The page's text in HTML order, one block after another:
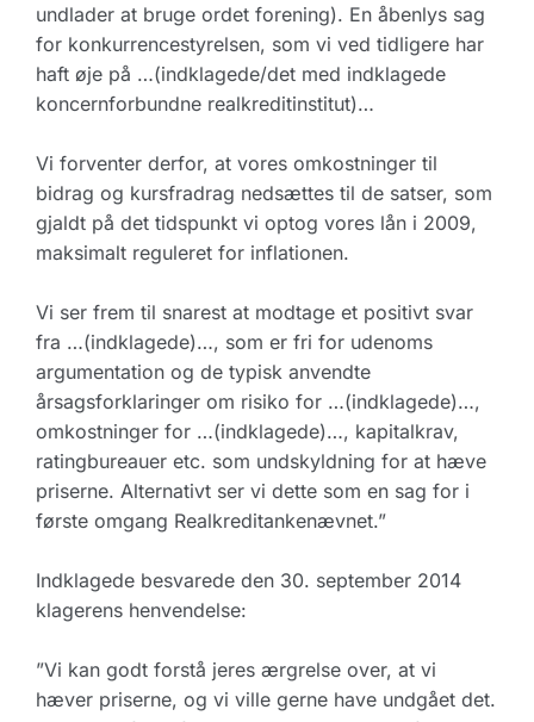
undlader at bruge ordet forening). En åbenlys sag
for konkurrencestyrelsen, som vi ved tidligere har
haft øje på …(indklagede/det med indklagede
koncernforbundne realkreditinstitut)…
Vi forventer derfor, at vores omkostninger til
bidrag og kursfradrag nedsættes til de satser, som
gjaldt på det tidspunkt vi optog vores lån i 2009,
maksimalt reguleret for inflationen.
Vi ser frem til snarest at modtage et positivt svar
fra …(indklagede)…, som er fri for udenoms
argumentation og de typisk anvendte
årsagsforklaringer om risiko for …(indklagede)…,
omkostninger for …(indklagede)…, kapitalkrav,
ratingbureauer etc. som undskyldning for at hæve
priserne. Alternativt ser vi dette som en sag for i
første omgang Realkreditankenævnet.”
Indklagede besvarede den 30. september 2014
klagerens henvendelse:
”Vi kan godt forstå jeres ærgrelse over, at vi
hæver priserne, og vi ville gerne have undgået det.